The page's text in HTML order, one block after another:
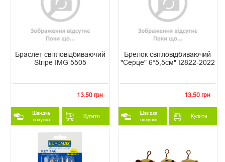
Браслет світловідбиваючий
Stripe IMG 5505
13.50 грн
Швидка
покупка
Купити
Брелок світловідбиваючий
"Серце" 6*5,5см" I2822-2022
13.50 грн
Швидка
покупка
Купити